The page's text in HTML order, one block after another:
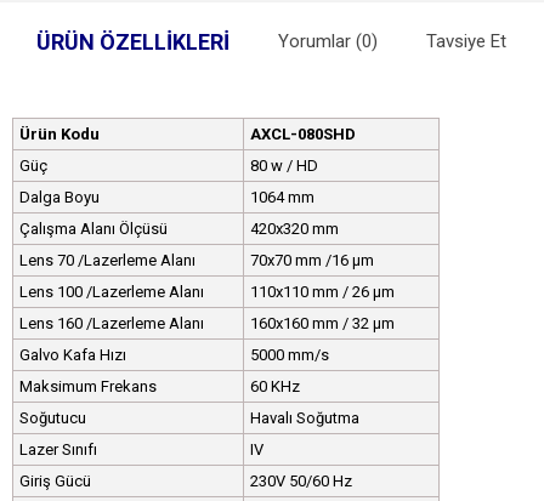
ÜRÜN ÖZELLIKLERI Yorumlar (0) Tavsiye Et
Ürün Kodu
AXCL-080SHD
Güç
80 w / HD
Dalga Boyu
1064 mm
Çalışma Alanı Ölçüsü
420x320 mm
Lens 70 /Lazerleme Alanı
70x70 mm /16 µm
Lens 100 /Lazerleme Alanı
110x110 mm / 26 µm
Lens 160 /Lazerleme Alanı
160x160 mm / 32 µm
Galvo Kafa Hızı
5000 mm/s
Maksimum Frekans
60 KHz
Soğutucu
Havalı Soğutma
Lazer Sınıfı
IV
Giriş Gücü
230V 50/60 Hz